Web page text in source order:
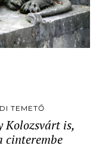
TEMETŐ
Kolozsvárt is,
cinterembe